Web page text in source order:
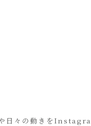
日々の動きを